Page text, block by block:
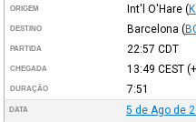
ORIGEM Int'l O'Hare (
DESTINO Barcelona (
PARTIDA 22:57 CDT
CHEGADA 13:49 CEST
DURAÇÃO 7:51
DATA 5 de Ago de